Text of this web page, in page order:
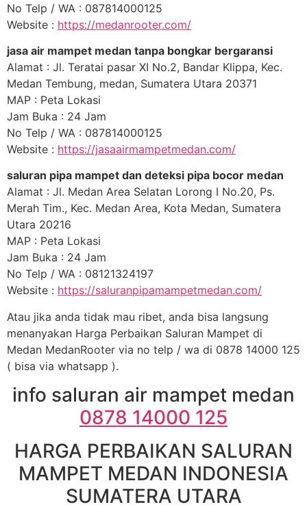
No Telp / WA : 087814000125
Website : https://medanrooter.com/
jasa air mampet medan tanpa bongkar bergaransi
Alamat : Jl. Teratai pasar XI No.2, Bandar Klippa, Kec.
Medan Tembung, medan, Sumatera Utara 20371
MAP : Peta Lokasi
Jam Buka : 24 Jam
No Telp / WA : 087814000125
Website : https://jasaairmampetmedan.com/
saluran pipa mampet dan deteksi pipa bocor medan
Alamat : Jl. Medan Area Selatan Lorong I No.20, Ps.
Merah Tim., Kec. Medan Area, Kota Medan, Sumatera
Utara 20216
MAP : Peta Lokasi
Jam Buka : 24 Jam
No Telp / WA : 08121324197
Website : https://saluranpipamampetmedan.com/
Atau jika anda tidak mau ribet, anda bisa langsung
menanyakan Harga Perbaikan Saluran Mampet di
Medan MedanRooter via no telp / wa di 0878 14000 125
( bisa via whatsapp ).
info saluran air mampet medan
0878 14000 125
HARGA PERBAIKAN SALURAN
MAMPET MEDAN INDONESIA
SUMATERA UTARA